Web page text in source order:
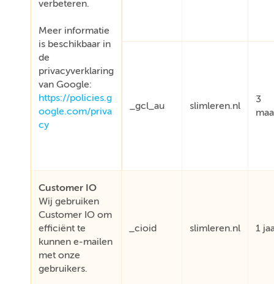
verbeteren.
Meer informatie
is beschikbaar in
de
privacyverklaring
van Google:
https://policies.g
oogle.com/priva
cy
_gcl_au slimleren.nl
3
Customer IO
Wij gebruiken
Customer IO om
efficiënt te
kunnen e-mailen
met onze
gebruikers.
_cioid slimleren.nl 1